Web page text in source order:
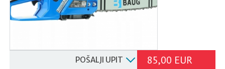
POŠALJI UPIT 85,00 EUR